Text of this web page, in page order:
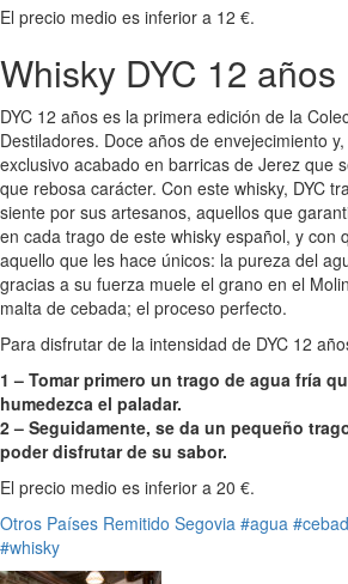
El precio medio es inferior a 12 €.
Whisky DYC 12 años
DYC 12 años es la primera edición de la
Destiladores. Doce años de envejecimiento
exclusivo acabado en barricas de Jerez que
que rebosa carácter. Con este whisky, DYC
siente por sus artesanos, aquellos que
en cada trago de este whisky español, y con
aquello que les hace únicos: la pureza del
gracias a su fuerza muele el grano en el
malta de cebada; el proceso perfecto.
Para disfrutar de la intensidad de DYC 12
1 – Tomar primero un trago de agua fría
humedezca el paladar.
2 – Seguidamente, se da un pequeño
poder disfrutar de su sabor.
El precio medio es inferior a 20 €.
Otros Países Remitido Segovia #agua
#whisky